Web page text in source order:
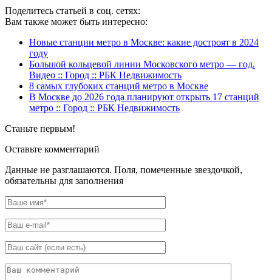
Поделитесь статьей в соц. сетях:
Вам также может быть интересно:
Новые станции метро в Москве: какие достроят в 2024
году
Большой кольцевой линии Московского метро — год.
Видео :: Город :: РБК Недвижимость
8 самых глубоких станций метро в Москве
В Москве до 2026 года планируют открыть 17 станций
метро :: Город :: РБК Недвижимость
Станьте первым!
Оставьте комментарий
Данные не разглашаются. Поля, помеченные звездочкой,
обязательны для заполнения